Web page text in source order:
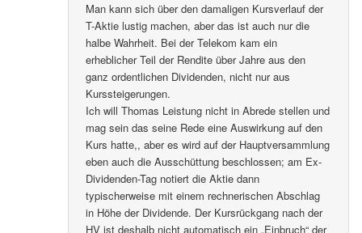
Man kann sich über den damaligen Kursverlauf der
T-Aktie lustig machen, aber das ist auch nur die
halbe Wahrheit. Bei der Telekom kam ein
erheblicher Teil der Rendite über Jahre aus den
ganz ordentlichen Dividenden, nicht nur aus
Kurssteigerungen.
Ich will Thomas Leistung nicht in Abrede stellen und
mag sein das seine Rede eine Auswirkung auf den
Kurs hatte,, aber es wird auf der Hauptversammlung
eben auch die Ausschüttung beschlossen; am Ex-
Dividenden-Tag notiert die Aktie dann
typischerweise mit einem rechnerischen Abschlag
in Höhe der Dividende. Der Kursrückgang nach der
HV ist deshalb nicht automatisch ein „Einbruch“ der